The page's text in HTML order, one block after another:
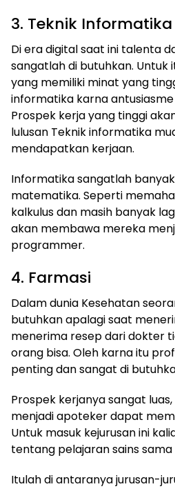
3. Teknik Informatika
Di era digital saat ini talenta
sangatlah di butuhkan. Untuk
yang memiliki minat yang
informatika karna
Prospek kerja yang tinggi
lulusan Teknik informatika
mendapatkan kerjaan.
Informatika sangatlah
matematika. Seperti
kalkulus dan masih banyak
akan membawa mereka
programmer.
4. Farmasi
Dalam dunia Kesehatan
butuhkan apalagi saat
menerima resep dari dokter
orang bisa. Oleh karna itu
penting dan sangat di
Prospek kerjanya sangat
menjadi apoteker dapat
Untuk masuk kejurusan ini
tentang pelajaran sains
Itulah di antaranya jurusan-